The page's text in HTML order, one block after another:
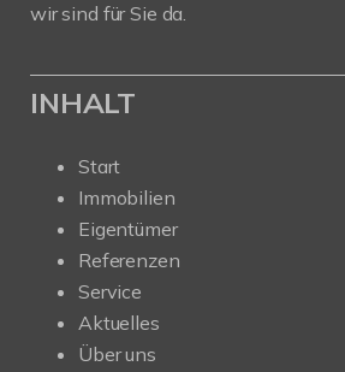
wir sind für Sie da.
INHALT
Start
Immobilien
Eigentümer
Referenzen
Service
Aktuelles
Über uns